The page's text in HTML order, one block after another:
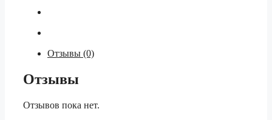
Отзывы (0)
Отзывы
Отзывов пока нет.